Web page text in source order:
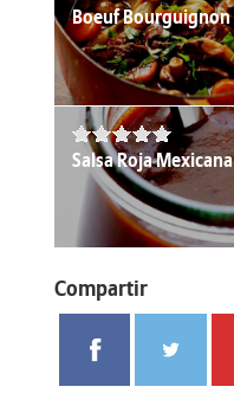
Boeuf Bourguignon
Salsa Roja Mexicana
Compartir